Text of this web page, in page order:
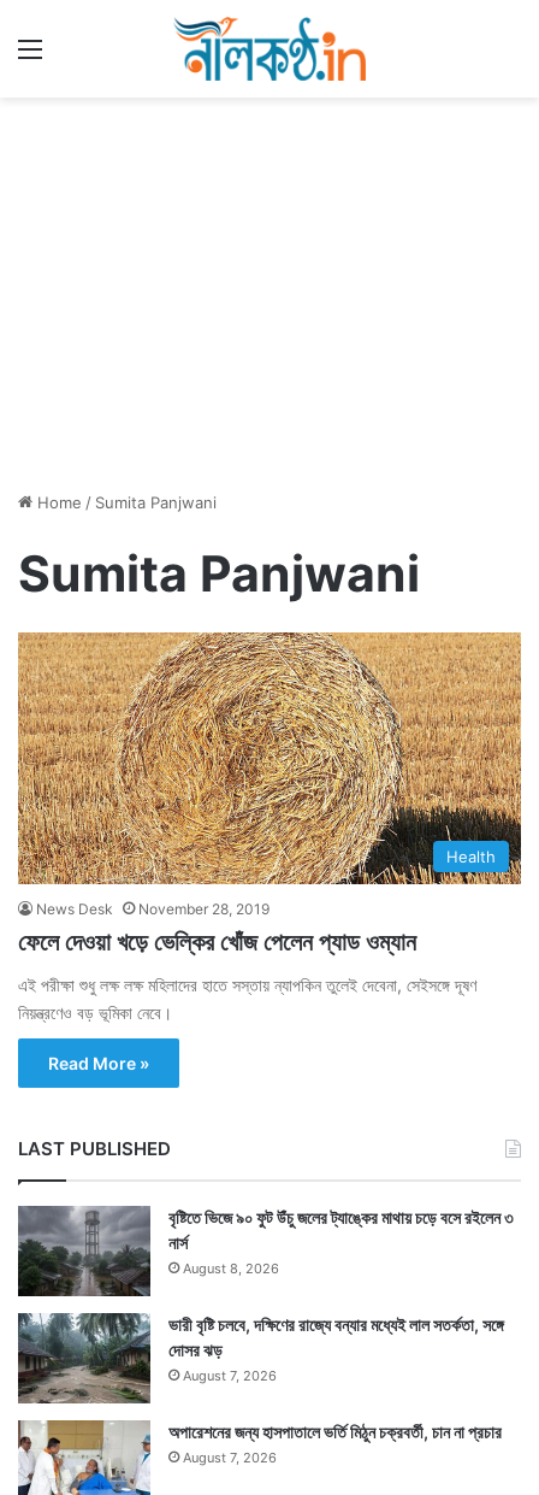
Home / Sumita Panjwani
Sumita Panjwani
Health
News Desk November 28, 2019
ফেলে দেওয়া খড়ে ভেল্কির খোঁজ পেলেন প্যাড ওম্যান
এই পরীক্ষা শুধু লক্ষ লক্ষ মহিলাদের হাতে সস্তায় ন্যাপকিন তুলেই দেবেনা, সেইসঙ্গে দূষণ
নিয়ন্ত্রণেও বড় ভূমিকা নেবে।
Read More »
LAST PUBLISHED
বৃষ্টিতে ভিজে ৯০ ফুট উঁচু জলের ট্যাঙ্কের মাথায় চড়ে বসে রইলেন ৩
নার্স
August 8, 2026
ভারী বৃষ্টি চলবে, দক্ষিণের রাজ্যে বন্যার মধ্যেই লাল সতর্কতা, সঙ্গে
দোসর ঝড়
August 7, 2026
অপারেশনের জন্য হাসপাতালে ভর্তি মিঠুন চক্রবর্তী, চান না প্রচার
August 7, 2026